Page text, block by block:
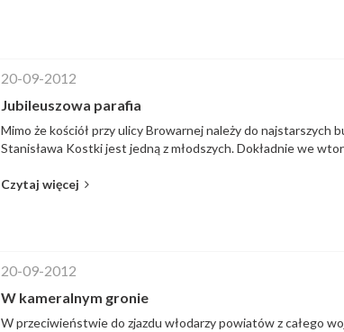
20-09-2012
Jubileuszowa parafia
Mimo że kościół przy ulicy Browarnej należy do najstarszych
Stanisława Kostki jest jedną z młodszych. Dokładnie we
Czytaj więcej
20-09-2012
W kameralnym gronie
W przeciwieństwie do zjazdu włodarzy powiatów z całego